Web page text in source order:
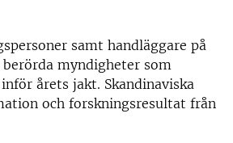
samt handläggare på
myndigheter som
årets jakt. Skandinaviska
och forskningsresultat från